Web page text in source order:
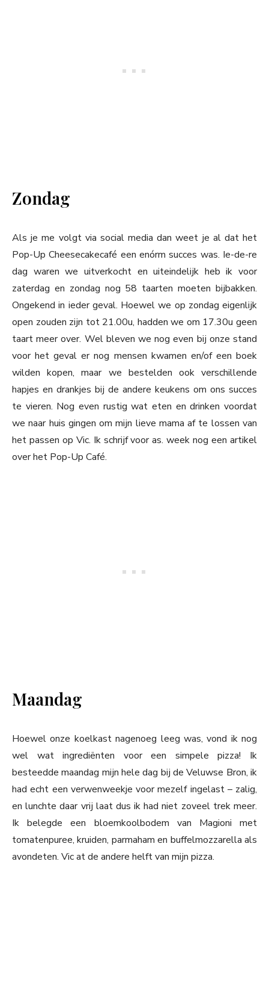
Zondag
Als je me volgt via social media dan weet je al dat het
Pop-Up Cheesecakecafé een enórm succes was. Ie-de-re
dag waren we uitverkocht en uiteindelijk heb ik voor
zaterdag en zondag nog 58 taarten moeten bijbakken.
Ongekend in ieder geval. Hoewel we op zondag eigenlijk
open zouden zijn tot 21.00u, hadden we om 17.30u geen
taart meer over. Wel bleven we nog even bij onze stand
voor het geval er nog mensen kwamen en/of een boek
wilden kopen, maar we bestelden ook verschillende
hapjes en drankjes bij de andere keukens om ons succes
te vieren. Nog even rustig wat eten en drinken voordat
we naar huis gingen om mijn lieve mama af te lossen van
het passen op Vic. Ik schrijf voor as. week nog een artikel
over het Pop-Up Café.
Maandag
Hoewel onze koelkast nagenoeg leeg was, vond ik nog
wel wat ingrediënten voor een simpele pizza! Ik
besteedde maandag mijn hele dag bij de Veluwse Bron, ik
had echt een verwenweekje voor mezelf ingelast – zalig,
en lunchte daar vrij laat dus ik had niet zoveel trek meer.
Ik belegde een bloemkoolbodem van Magioni met
tomatenpuree, kruiden, parmaham en buffelmozzarella als
avondeten. Vic at de andere helft van mijn pizza.